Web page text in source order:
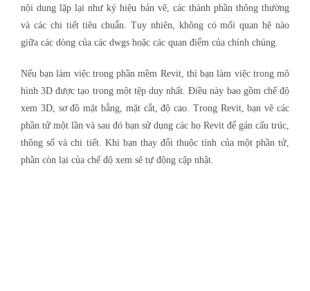
nội dung lặp lại như ký hiệu bản vẽ, các thành phần thông thường
và các chi tiết tiêu chuẩn. Tuy nhiên, không có mối quan hệ nào
giữa các dòng của các dwgs hoặc các quan điểm của chính chúng.
Nếu bạn làm việc trong phần mềm Revit, thì bạn làm việc trong mô
hình 3D được tạo trong một tệp duy nhất. Điều này bao gồm chế độ
xem 3D, sơ đồ mặt bằng, mặt cắt, độ cao. Trong Revit, bạn vẽ các
phần tử một lần và sau đó bạn sử dụng các họ Revit để gán cấu trúc,
thông số và chi tiết. Khi bạn thay đổi thuộc tính của một phần tử,
phần còn lại của chế độ xem sẽ tự động cập nhật.